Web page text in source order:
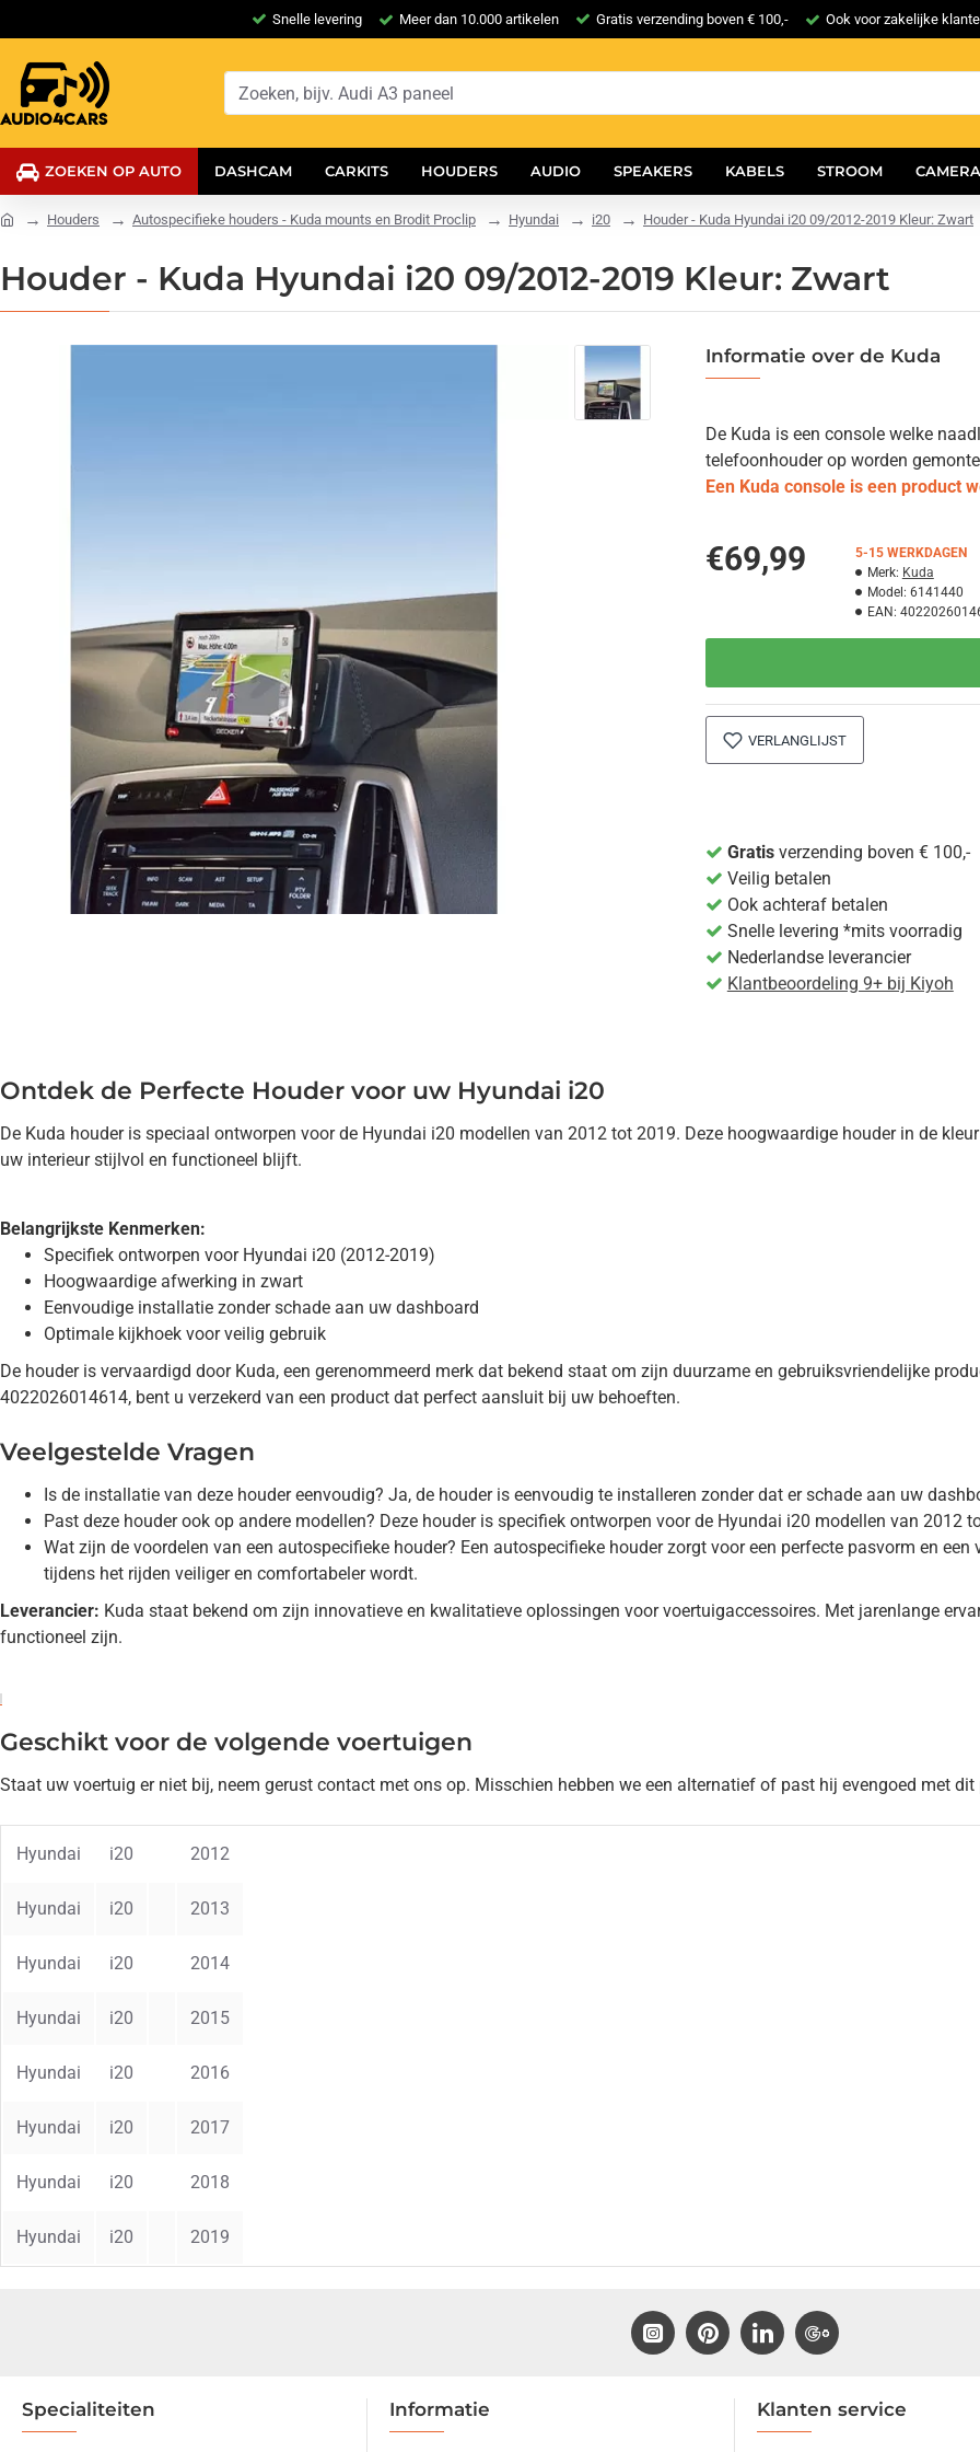
Snelle levering Meer dan 10.000 artikelen Gratis verzending boven € 100,- Ook voor zakelijke
ZOEKEN OP AUTO DASHCAM CARKITS HOUDERS AUDIO SPEAKERS KABELS STROOM
Houders Autospecifieke houders - Kuda mounts en Brodit Proclip Hyundai i20 Houder - Kuda Hyundai i20 09/2012-2019 Kleur: Zwart
Houder - Kuda Hyundai i20 09/2012-2019 Kleur: Zwart
Informatie over de Kuda
De Kuda is een console welke
telefoonhouder op worden
Een Kuda console is een product
€69,99
5-15 WERKDAGEN
Merk: Kuda
Model: 6141440
EAN:
VERLANGLIJST
Gratisverzending boven € 100,-
Veilig betalen
Ook achteraf betalen
Snelle levering *mits voorradig
Nederlandse leverancier
Klantbeoordeling 9+ bij Kiyoh
Ontdek de Perfecte Houder voor uw Hyundai i20
De Kuda houder is speciaal ontworpen voor de Hyundai i20 modellen van 2012 tot 2019. Deze hoogwaardige houder in de
uw interieur stijlvol en functioneel blijft.
Belangrijkste Kenmerken:
Specifiek ontworpen voor Hyundai i20 (2012-2019)
Hoogwaardige afwerking in zwart
Eenvoudige installatie zonder schade aan uw dashboard
Optimale kijkhoek voor veilig gebruik
De houder is vervaardigd door Kuda, een gerenommeerd merk dat bekend staat om zijn duurzame en gebruiksvriendelijke
4022026014614, bent u verzekerd van een product dat perfect aansluit bij uw behoeften.
Veelgestelde Vragen
Is de installatie van deze houder eenvoudig? Ja, de houder is eenvoudig te installeren zonder dat er schade aan uw
Past deze houder ook op andere modellen? Deze houder is specifiek ontworpen voor de Hyundai i20 modellen van 2012
Wat zijn de voordelen van een autospecifieke houder? Een autospecifieke houder zorgt voor een perfecte pasvorm en
tijdens het rijden veiliger en comfortabeler wordt.
Leverancier: Kuda staat bekend om zijn innovatieve en kwalitatieve oplossingen voor voertuigaccessoires. Met jarenlange
functioneel zijn.
Geschikt voor de volgende voertuigen
Staat uw voertuig er niet bij, neem gerust contact met ons op. Misschien hebben we een alternatief of past hij evengoed met dit
Hyundai i20 2012
Hyundai i20 2013
Hyundai i20 2014
Hyundai i20 2015
Hyundai i20 2016
Hyundai i20 2017
Hyundai i20 2018
Hyundai i20 2019
Specialiteiten Informatie Klanten service